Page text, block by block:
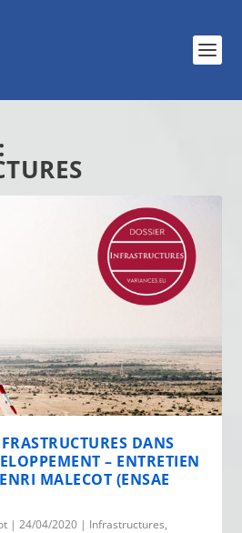
DANS
– ENTRETIEN
MALECOT (ENSAE
|24/04/2020 | Infrastructures,